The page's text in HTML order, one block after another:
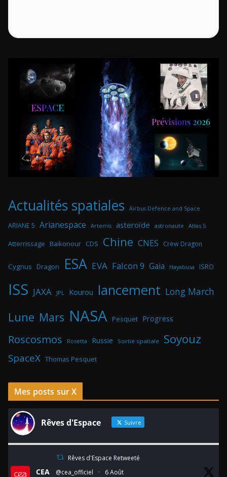
Actualités spatiales Airbus Defence and Space
ARIANE 5 Arianespace Artemis asteroïde astronaute Atlas 5
Atterrissage Baikonour CDS Chine CNES Crew Dragon
Cygnus Dragon ESA EVA Falcon 9 Gaia Hayabusa ISRO
ISS JAXA JPL Kourou lancement Long March
Lune Mars NASA Pesquet Progress
Roscosmos Rosetta Russie Sortie spatiale Soyouz
SpaceX Thomas Pesquet
Mes posts sur X
Rêves d'Espace Suivre
Rêves d'Espace Retweeté
CEA @cea_officiel · 6 Août